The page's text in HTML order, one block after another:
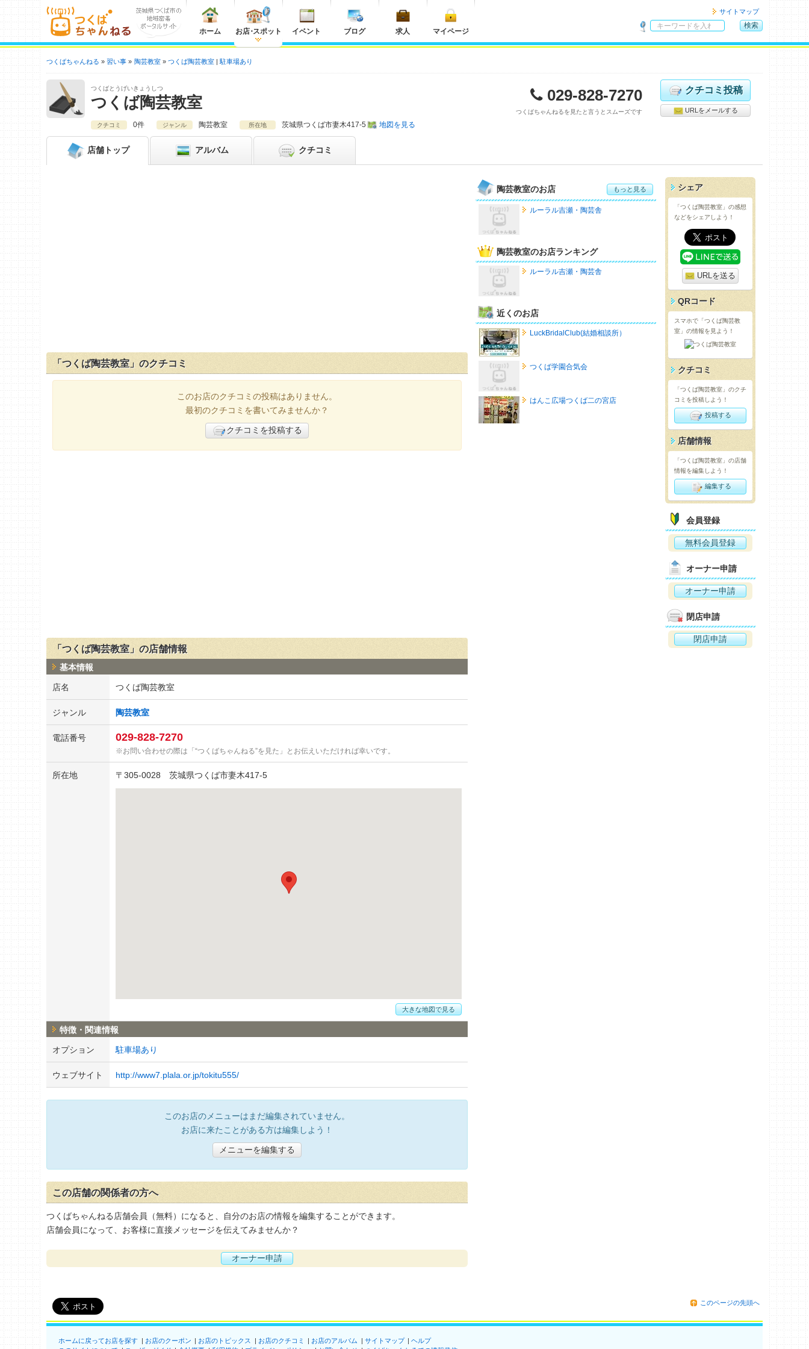
ホーム お店・スポット イベント ブログ 求人 マイページ
サイトマップ
内
索
検索
つくばちゃんねる 習い事 陶芸教室 つくば陶芸教室 駐車場あり
つくばとうげいきょうしつ
つくば陶芸教室 029-828-7270
つくばちゃんねるを見たと言うとスムーズです
クチコミ投稿
URLをメールする
クチコミ 0件 ジャンル 陶芸教室 所在地 茨城県つくば市妻木417-5 地図を見る
店舗 トップ アルバム クチコミ
「つくば陶芸教室」のクチコミ
このお店のクチコミの投稿はありません。
最初のクチコミを書いてみませんか？
クチコミを投稿する
「つくば陶芸教室」の店舗情報
基本情報
店名 つくば陶芸教室
ジャンル 陶芸教室
電話番号 029-828-7270
お問い合わせの際は「“つくばちゃんねる”を見た」とお伝えいただければ幸いです。
所在地 〒 305-0028 茨城県つくば市妻木417-5
大きな地図で見る
特徴・関連情報
オプション 駐車場あり
ウェブサイト http://www7.plala.or.jp/tokitu555/
このお店のメニューはまだ編集されていません。
お店に来たことがある方は編集しよう！
メニューを編集する
この店舗の関係者の方へ
つくばちゃんねる店舗会員（無料）になると、自分のお店の情報を編集することができます。
店舗会員になって、お客様に直接メッセージを伝えてみませんか？
オーナー申請
陶芸教室のお店 もっと見る
ルーラル吉瀬・陶芸舎
陶芸教室のお店ランキング
ルーラル吉瀬・陶芸舎
近くのお店
LuckBridalClub(結婚相談所）
つくば学園合気会
はんこ広場つくば二の宮店
シェア
「つくば陶芸教室」の感想
などをシェアしよう！
URLを送る
QRコード
スマホで「つくば陶芸教
室」の情報を見よう！
クチコミ
「つくば陶芸教室」のクチ
コミを投稿しよう！
投稿する
店舗情報
「つくば陶芸教室」の店舗
情報を編集しよう！
編集する
会員登録
無料会員登録
オーナー申請
オーナー申請
閉店申請
閉店申請
このページの先頭へ
ホームに戻ってお店を探す お店のクーポン お店のトピックス お店のクチコミ お店のアルバム サイトマップ
ヘルプ